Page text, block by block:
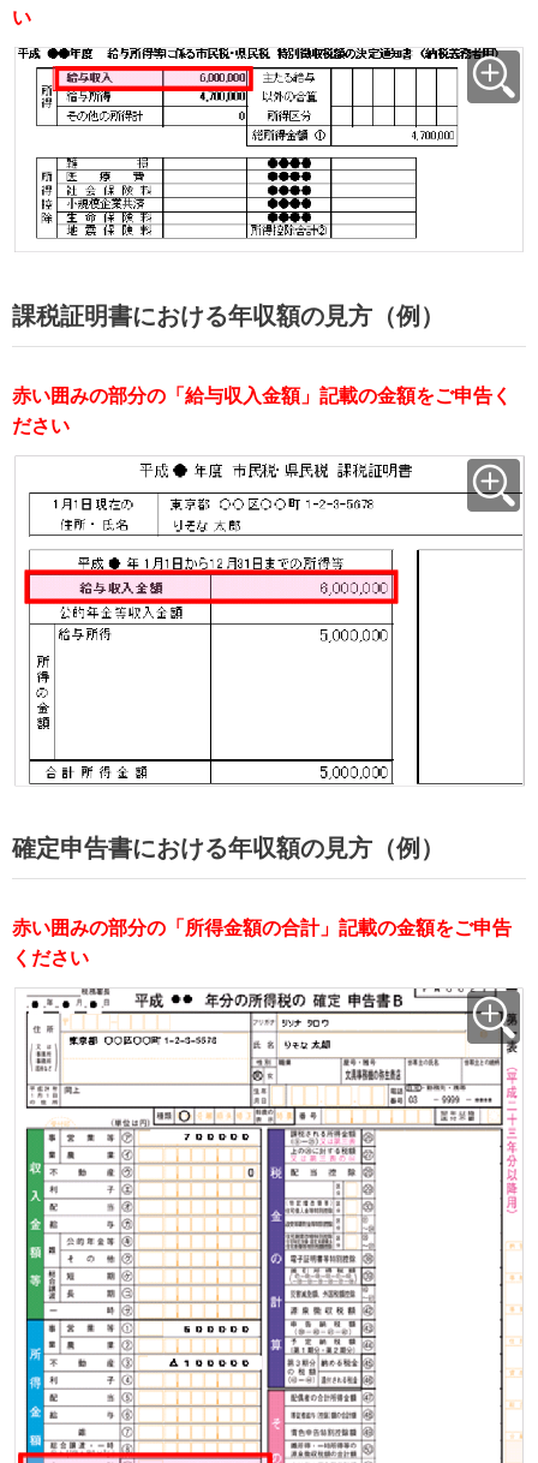
い
課税証明書における年収額の見方（例）
赤い囲みの部分の「給与収入金額」記載の金額をご申告く
ださい
確定申告書における年収額の見方（例）
赤い囲みの部分の「所得金額の合計」記載の金額をご申告
ください